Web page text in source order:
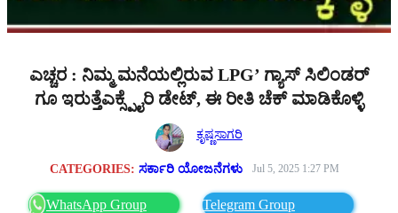
ಎಚ್ಚರ : ನಿಮ್ಮ ಮನೆಯಲ್ಲಿರುವ LPG’ ಗ್ಯಾಸ್ ಸಿಲಿಂಡರ್
ಗೂ ಇರುತ್ತೆಎಕ್ಸ್ಪೈರಿ ಡೇಟ್, ಈ ರೀತಿ ಚೆಕ್ ಮಾಡಿಕೊಳ್ಳಿ
ಕೃಷ್ಣಸಾಗರಿ
CATEGORIES: ಸರ್ಕಾರಿ ಯೋಜನೆಗಳು Jul 5, 2025 1:27 PM
WhatsApp Group Telegram Group